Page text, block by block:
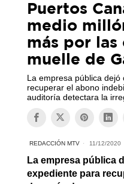
Puertos
medio
más por las
muelle de
La empresa pública
recuperar el abono
auditoría detectara la
REDACCIÓN MTV 11/12/2020
La empresa pública
expediente para